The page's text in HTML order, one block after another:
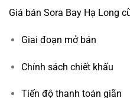
Giá bán Sora Bay Hạ Long
Giai đoạn mở bán
Chính sách chiết khấu
Tiến độ thanh toán giãn